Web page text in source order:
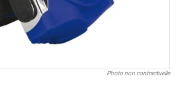
Photo non contractuelle